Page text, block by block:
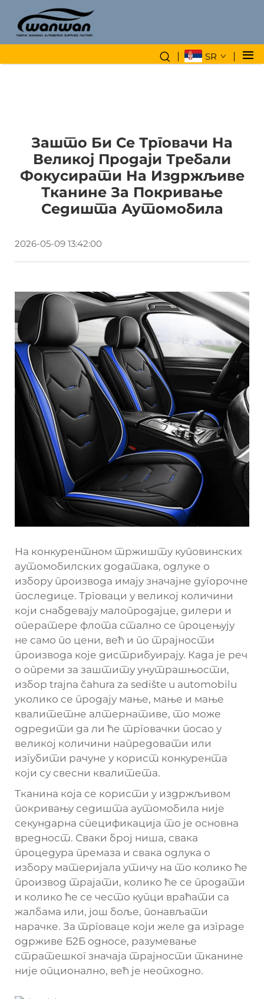
SR
Зашто Би Се Трговачи На
Великој Продаји Требали
Фокусирати На Издржљиве
Тканине За Покривање
Седишта Аутомобила
2026-05-09 13:42:00
На конкурентном тржишту куповинских
аутомобилских додатака, одлуке о
избору производа имају значајне дугорочне
последице. Трговаци у великој количини
који снабдевају малопродајце, дилери и
оператере флота стално се процењују
не само по цени, већ и по трајности
производа које дистрибуирају. Када је реч
о опреми за заштиту унутрашњости,
избор trajna čahura za sedište u automobilu
уколико се продају мање, мање и мање
квалитетне алтернативе, то може
одредити да ли ће трговачки посао у
великој количини напредовати или
изгубити рачуне у корист конкурента
који су свесни квалитета.
Тканина која се користи у издржљивом
покривању седишта аутомобила није
секундарна спецификација то је основна
вредност. Сваки број ниша, свака
процедура премаза и свака одлука о
избору материјала утичу на то колико ће
производ трајати, колико ће се продати
и колико ће се често купци враћати са
жалбама или, још боље, понављати
нарачке. За трговаце који желе да изграде
одрживе Б2Б односе, разумевање
стратешког значаја трајности тканине
није опционално, већ је неопходно.